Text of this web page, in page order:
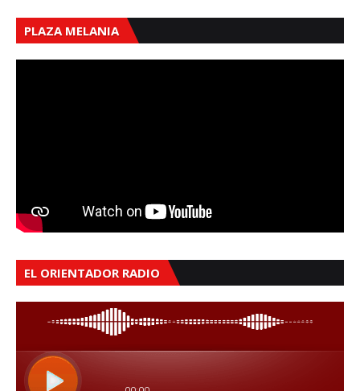
PLAZA MELANIA
EL ORIENTADOR RADIO